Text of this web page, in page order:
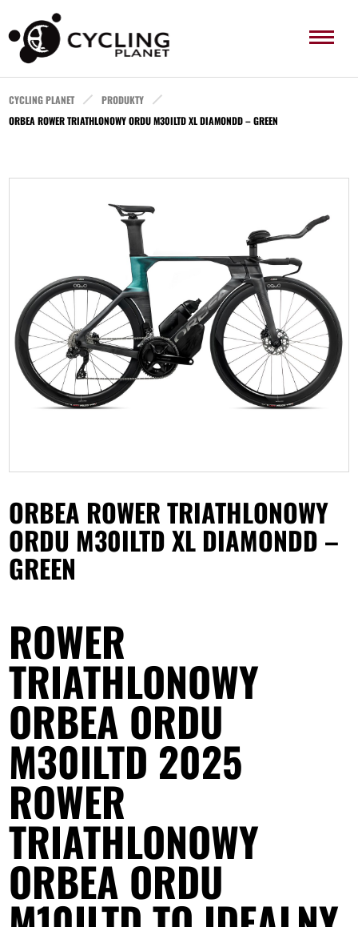
CYCLING PLANET
PRODUKTY
ORBEA ROWER TRIATHLONOWY ORDU M30ILTD XL DIAMONDD – GREEN
ORBEA ROWER TRIATHLONOWY
ORDU M30ILTD XL DIAMONDD –
GREEN
ROWER
TRIATHLONOWY
ORBEA ORDU
M30ILTD 2025
ROWER
TRIATHLONOWY
ORBEA ORDU